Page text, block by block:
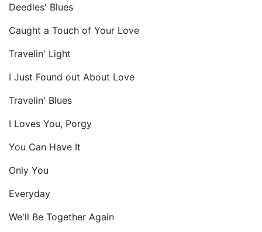
Deedles' Blues
Caught a Touch of Your Love
Travelin' Light
I Just Found out About Love
Travelin' Blues
I Loves You, Porgy
You Can Have It
Only You
Everyday
We'll Be Together Again